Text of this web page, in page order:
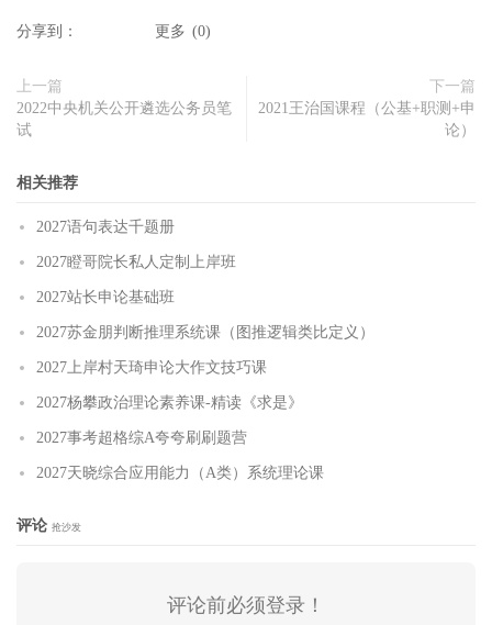
分享到： 更多 (0)
上一篇
2022中央机关公开遴选公务员笔
试
下一篇
2021王治国课程（公基+职测+申
论）
相关推荐
2027语句表达千题册
2027瞪哥院长私人定制上岸班
2027站长申论基础班
2027苏金朋判断推理系统课（图推逻辑类比定义）
2027上岸村天琦申论大作文技巧课
2027杨攀政治理论素养课-精读《求是》
2027事考超格综A夸夸刷刷题营
2027天晓综合应用能力（A类）系统理论课
评论 抢沙发
评论前必须登录！